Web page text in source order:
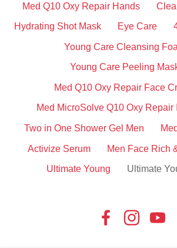
Med Q10 Oxy Repair Hands
Hydrating Shot Mask Eye Care
Young Care Cleansing
Young Care Peeling
Med Q10 Oxy Repair Face
Med MicroSolve Q10 Oxy Repair
Two in One Shower Gel Men
Activize Serum Men Face Rich
Ultimate Young Ultimate